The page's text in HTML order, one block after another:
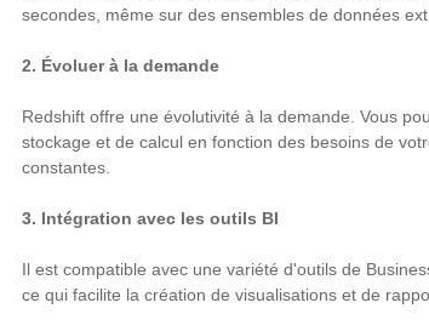
secondes, même sur des ensembles de données
2. Évoluer à la demande
Redshift offre une évolutivité à la demande. Vous
stockage et de calcul en fonction des besoins de
constantes.
3. Intégration avec les outils BI
Il est compatible avec une variété d'outils de
ce qui facilite la création de visualisations et de